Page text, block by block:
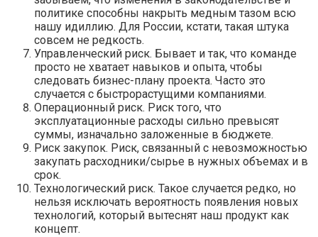
политике способны накрыть медным тазом всю
нашу идиллию. Для России, кстати, такая штука
совсем не редкость.
Управленческий риск. Бывает и так, что команде
просто не хватает навыков и опыта, чтобы
следовать бизнес-плану проекта. Часто это
случается с быстрорастущими компаниями.
Операционный риск. Риск того, что
эксплуатационные расходы сильно превысят
суммы, изначально заложенные в бюджете.
Риск закупок. Риск, связанный с невозможностью
закупать расходники/сырье в нужных объемах и в
срок.
Технологический риск. Такое случается редко, но
нельзя исключать вероятность появления новых
технологий, который вытеснят наш продукт как
концепт.